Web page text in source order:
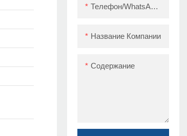
Телефон/WhatsApp/Skype
Название Компании
Содержание